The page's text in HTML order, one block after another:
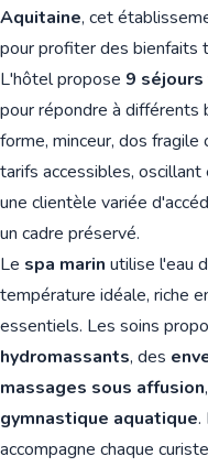
Aquitaine, cet
pour profiter des bienfaits
L'hôtel propose 9
pour répondre à différents
forme, minceur, dos
tarifs accessibles, oscillant
une clientèle variée
un cadre préservé.
Le spa marin utilise l'eau
température idéale, riche
essentiels. Les soins
hydromassants, des
massages sous affusion
gymnastique aquatique.
accompagne chaque